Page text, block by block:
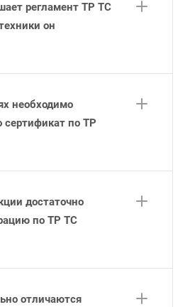
регламент ТР ТС
он
необходимо
сертификат по ТР
достаточно
по ТР ТС
отличаются